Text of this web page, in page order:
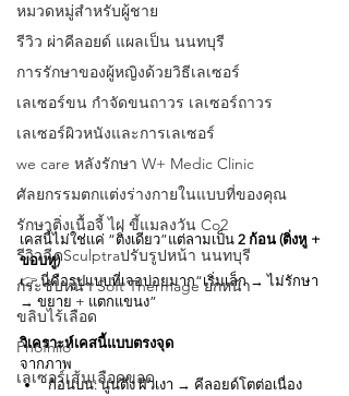
หมวดหมู่สำหรับผู้ชาย
รีวิว ผ่าคีลอยด์ แผลเป็น นนทบุรี
การรักษาของผู้หญิงด้วยวิธีเลเซอร์
เลเซอร์ขน กําจัดขนถาวร เลเซอร์ถาวร
เลเซอร์ผิวหนังและการเลเซอร์
we care หลังรักษา W+ Medic Clinic
ศัลยกรรมตกแต่งร่างกายในแบบที่ของคุณ
รักษาติ่งเนื้อจี้ ไฝ ขี้แมลงวัน Co2
รีวิวฉีดSculptraปรับรูปหน้า นนทบุรี
กระชับหน้า Soft Thermage ยกหน้า
ขลิบไร้เลือด
Phofhilo
เลเซอร์เส้นเลือดขอด
เคสนี้ไม่ใช่แค่ “ติ่งเดียว”แต่ลามเป็น 2 ก้อน (ติ่งหู +
ขอบหู)
👉 นี่คือรูปแบบที่เจอบ่อยมาก“เริ่มเล็ก → ไม่รักษา
→ ขยาย + แตกแขนง”
วิเคราะห์เคสนี้แบบตรงจุด
จากภาพ
ก้อนบน: นูนตึง ผิวเงา → คีลอยด์โตต่อเนื่อง